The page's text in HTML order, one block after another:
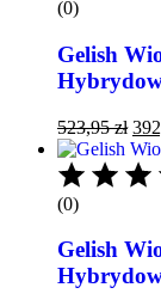
(0)
Gelish
523,95zł
(0)
Gelish